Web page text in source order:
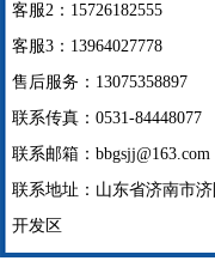
客服2：15726182555
客服3：13964027778
售后服务：13075358897
联系传真：0531-84448077
联系邮箱：bbgsjj@163.com
联系地址：山东省济南市
开发区